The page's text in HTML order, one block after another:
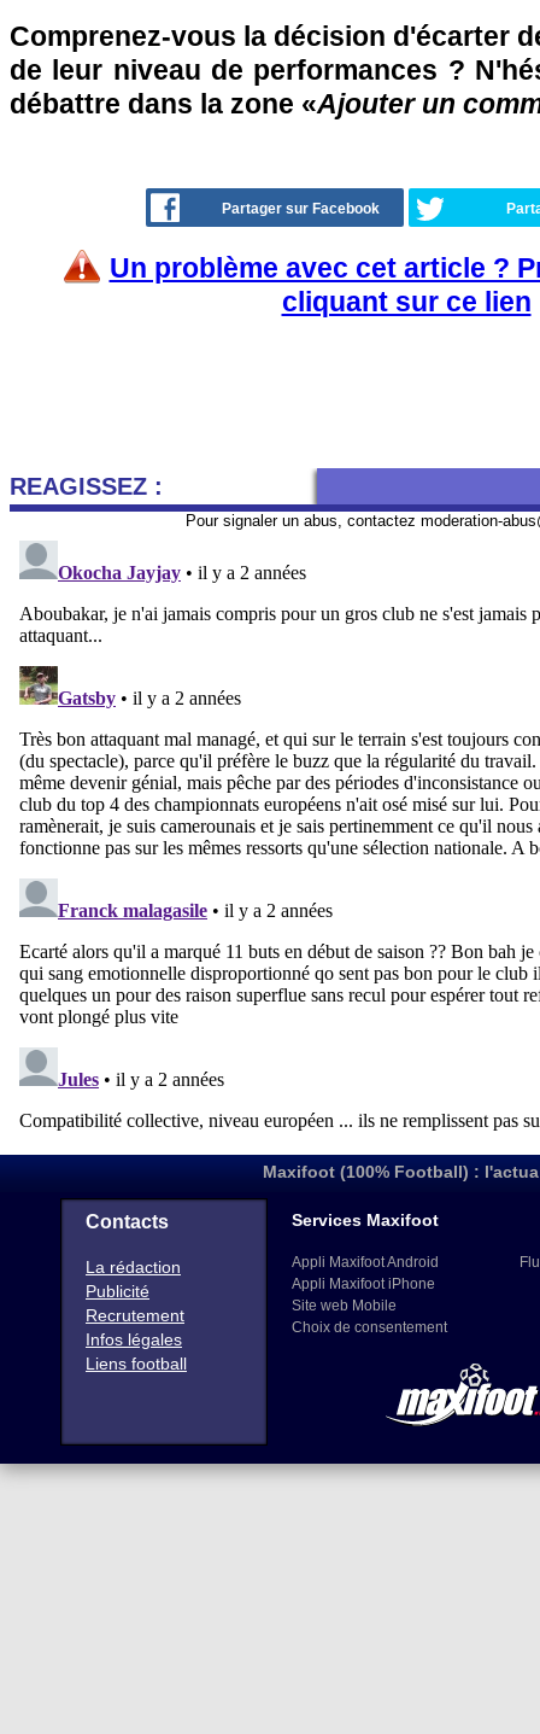
Comprenez-vous la décision d'écarter
de leur niveau de performances ?
débattre dans la zone «Ajouter un
Partager sur Facebook
Un problème avec cet article ?
cliquant sur ce lien
REAGISSEZ :
Pour signaler un abus, contactez moderation-
Maxifoot (100% Football) :
Contacts
La rédaction
Publicité
Recrutement
Infos légales
Liens football
Services Maxifoot
Appli Maxifoot Android
Appli Maxifoot iPhone
Site web Mobile
Choix de consentement